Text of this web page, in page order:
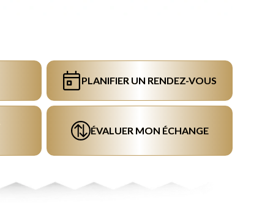
PLANIFIER UN RENDEZ-VOUS
ÉVALUER MON ÉCHANGE